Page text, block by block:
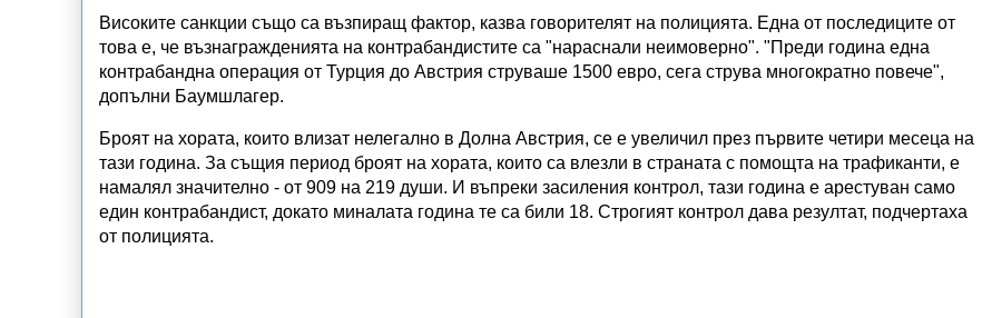
Високите санкции също са възпиращ фактор, казва говорителят на полицията. Една от последиците от
това е, че възнагражденията на контрабандистите са "нараснали неимоверно". "Преди година една
контрабандна операция от Турция до Австрия струваше 1500 евро, сега струва многократно повече",
допълни Баумшлагер.
Броят на хората, които влизат нелегално в Долна Австрия, се е увеличил през първите четири месеца на
тази година. За същия период броят на хората, които са влезли в страната с помощта на трафиканти, е
намалял значително - от 909 на 219 души. И въпреки засиления контрол, тази година е арестуван само
един контрабандист, докато миналата година те са били 18. Строгият контрол дава резултат, подчертаха
от полицията.